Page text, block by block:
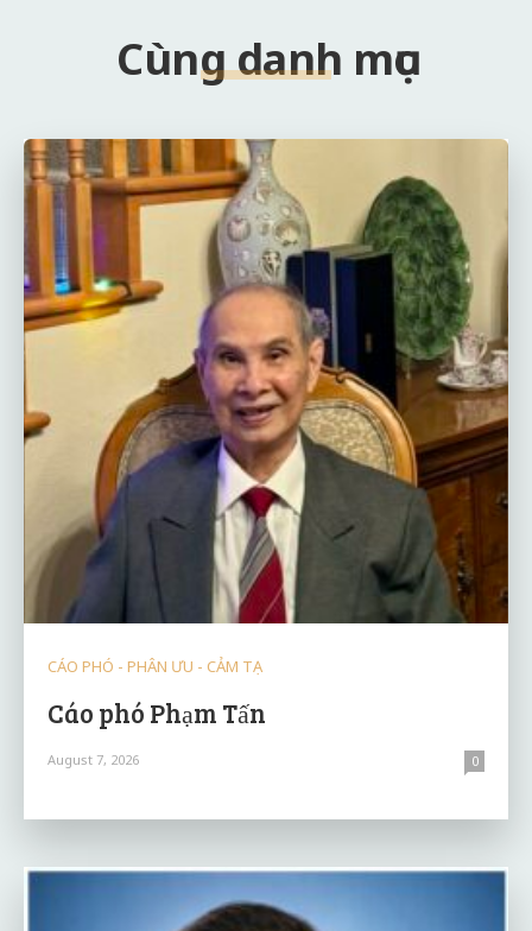
Cùng danh mục
CÁO PHÓ - PHÂN ƯU - CẢM TẠ
Cáo phó Phạm Tấn
August 7, 2026 0